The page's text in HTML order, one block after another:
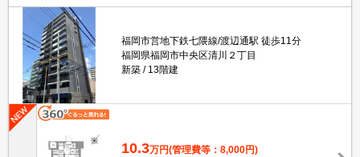
福岡市営地下鉄七隈線/渡辺通駅 徒歩11分
福岡県福岡市中央区清川２丁目
新築
13階建
10.3万円(管理費等：8,000円)